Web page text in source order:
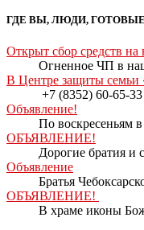
ГДЕ ВЫ, ЛЮДИ,
Открыт сбор средств на
Огненное ЧП в
В Центре защиты семьи
+7 (8352) 60-65-
Объявление!
По воскресеньям
ОБЪЯВЛЕНИЕ!
Дорогие братия и
Объявление
Братья
ОБЪЯВЛЕНИЕ!
В храме иконы